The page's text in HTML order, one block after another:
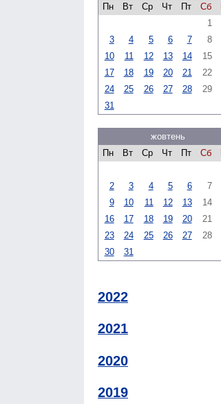
Пн
Вт Ср Чт Пт Сб
1
3
4 5 6 7 8
10
11 12 13 14 15
17
18 19 20 21 22
24
25 26 27 28 29
31
жовтень
Пн
Вт Ср Чт Пт Сб
2
3 4 5 6 7
9
10 11 12 13 14
16
17 18 19 20 21
23
24 25 26 27 28
30
31
2022
2021
2020
2019